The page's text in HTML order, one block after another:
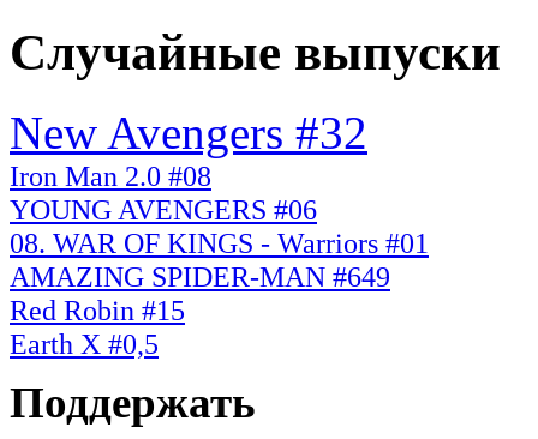
Случайные выпуски
New Avengers #32
Iron Man 2.0 #08
YOUNG AVENGERS #06
08. WAR OF KINGS - Warriors #01
AMAZING SPIDER-MAN #649
Red Robin #15
Earth X #0,5
Поддержать